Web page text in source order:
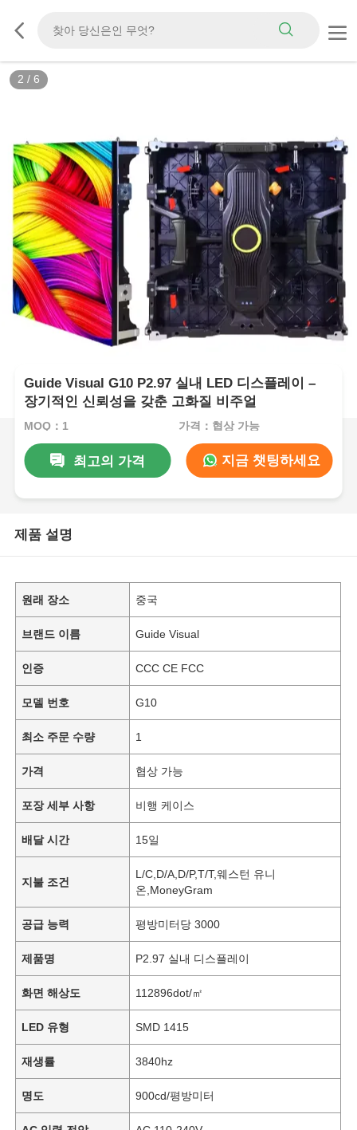
2 / 6
Guide Visual G10 P2.97 실내 LED 디스플레이 –
장기적인 신뢰성을 갖춘 고화질 비주얼
MOQ：1 가격：협상 가능
최고의 가격 지금 챗팅하세요
제품 설명
원래 장소 중국
브랜드 이름 Guide Visual
인증 CCC CE FCC
모델 번호 G10
최소 주문 수량 1
가격 협상 가능
포장 세부 사항 비행 케이스
배달 시간 15일
지불 조건
L/C,D/A,D/P,T/T,웨스턴 유니
온,MoneyGram
공급 능력 평방미터당 3000
제품명 P2.97 실내 디스플레이
화면 해상도 112896dot/㎡
LED 유형 SMD 1415
재생률 3840hz
명도 900cd/평방미터